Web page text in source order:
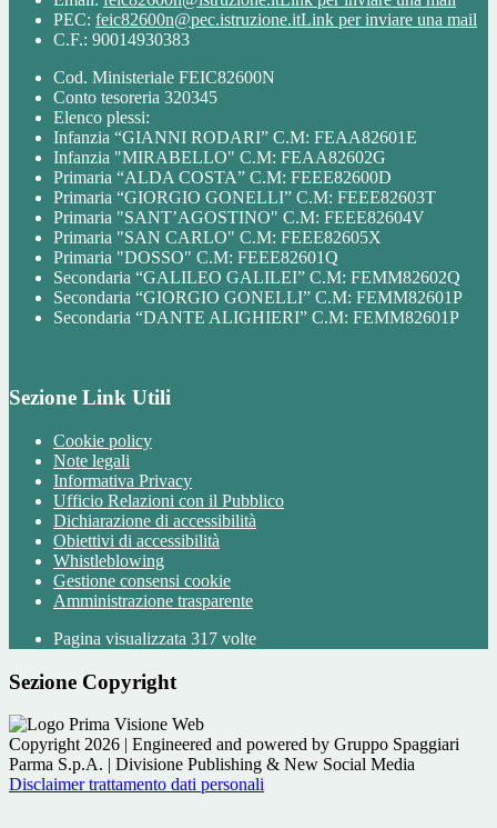
PEC: feic82600n@pec.istruzione.itLink per inviare una mail
C.F.: 90014930383
Cod. Ministeriale FEIC82600N
Conto tesoreria 320345
Elenco plessi:
Infanzia “GIANNI RODARI” C.M: FEAA82601E
Infanzia "MIRABELLO" C.M: FEAA82602G
Primaria “ALDA COSTA” C.M: FEEE82600D
Primaria “GIORGIO GONELLI” C.M: FEEE82603T
Primaria "SANT’AGOSTINO" C.M: FEEE82604V
Primaria "SAN CARLO" C.M: FEEE82605X
Primaria "DOSSO" C.M: FEEE82601Q
Secondaria “GALILEO GALILEI” C.M: FEMM82602Q
Secondaria “GIORGIO GONELLI” C.M: FEMM82601P
Secondaria “DANTE ALIGHIERI” C.M: FEMM82601P
Sezione Link Utili
Cookie policy
Note legali
Informativa Privacy
Ufficio Relazioni con il Pubblico
Dichiarazione di accessibilità
Obiettivi di accessibilità
Whistleblowing
Gestione consensi cookie
Amministrazione trasparente
Pagina visualizzata 317 volte
Sezione Copyright
Copyright 2026 | Engineered and powered by Gruppo Spaggiari
Parma S.p.A. | Divisione Publishing & New Social Media
Disclaimer trattamento dati personali